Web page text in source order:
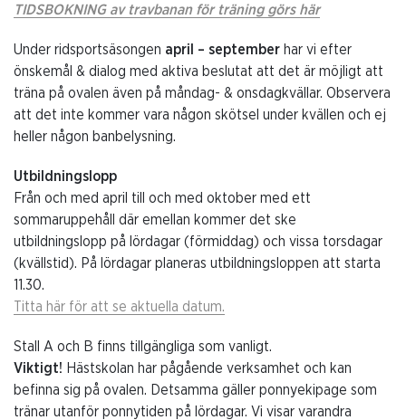
TIDSBOKNING av travbanan för träning görs här
Under ridsportsäsongen april – september har vi efter
önskemål & dialog med aktiva beslutat att det är möjligt att
träna på ovalen även på måndag- & onsdagkvällar. Observera
att det inte kommer vara någon skötsel under kvällen och ej
heller någon banbelysning.
Utbildningslopp
Från och med april till och med oktober med ett
sommaruppehåll där emellan kommer det ske
utbildningslopp på lördagar (förmiddag) och vissa torsdagar
(kvällstid). På lördagar planeras utbildningsloppen att starta
11.30.
Titta här för att se aktuella datum.
Stall A och B finns tillgängliga som vanligt.
Viktigt! Hästskolan har pågående verksamhet och kan
befinna sig på ovalen. Detsamma gäller ponnyekipage som
tränar utanför ponnytiden på lördagar. Vi visar varandra